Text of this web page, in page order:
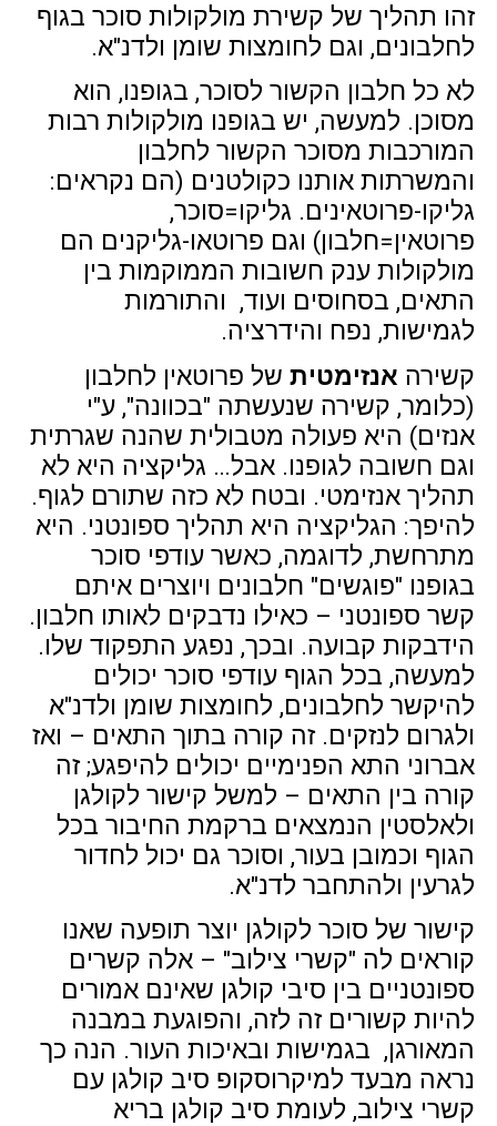
זהו תהליך של קשירת מולקולות סוכר בגוף
לחלבונים, וגם לחומצות שומן ולדנ"א.
לא כל חלבון הקשור לסוכר, בגופנו, הוא
מסוכן. למעשה, יש בגופנו מולקולות רבות
המורכבות מסוכר הקשור לחלבון
והמשרתות אותנו כקולטנים (הם נקראים:
גליקו-פרוטאינים. גליקו=סוכר,
פרוטאין=חלבון) וגם פרוטאו-גליקנים הם
מולקולות ענק חשובות הממוקמות בין
התאים, בסחוסים ועוד, והתורמות
לגמישות, נפח והידרציה.
קשירה אנזימטיתשל פרוטאין לחלבון
(כלומר, קשירה שנעשתה "בכוונה", ע"י
אנזים) היא פעולה מטבולית שהנה שגרתית
וגם חשובה לגופנו. אבל… גליקציה היא לא
תהליך אנזימטי. ובטח לא כזה שתורם לגוף.
להיפך: הגליקציה היא תהליך ספונטני. היא
מתרחשת, לדוגמה, כאשר עודפי סוכר
בגופנו "פוגשים" חלבונים ויוצרים איתם
קשר ספונטני – כאילו נדבקים לאותו חלבון.
הידבקות קבועה. ובכך, נפגע התפקוד שלו.
למעשה, בכל הגוף עודפי סוכר יכולים
להיקשר לחלבונים, לחומצות שומן ולדנ"א
ולגרום לנזקים. זה קורה בתוך התאים – ואז
אברוני התא הפנימיים יכולים להיפגע; זה
קורה בין התאים – למשל קישור לקולגן
ולאלסטין הנמצאים ברקמת החיבור בכל
הגוף וכמובן בעור, וסוכר גם יכול לחדור
לגרעין ולהתחבר לדנ"א.
קישור של סוכר לקולגן יוצר תופעה שאנו
קוראים לה "קשרי צילוב" – אלה קשרים
ספונטניים בין סיבי קולגן שאינם אמורים
להיות קשורים זה לזה, והפוגעת במבנה
המאורגן, בגמישות ובאיכות העור. הנה כך
נראה מבעד למיקרוסקופ סיב קולגן עם
קשרי צילוב, לעומת סיב קולגן בריא